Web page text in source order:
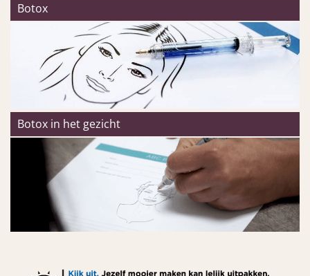
Botox
Botox in het gezicht